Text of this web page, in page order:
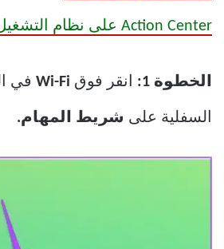
Action Center على نظام التشغيل Windows 11.
الخطوة 1: انقر فوق في
السفلية على شريط المهام.